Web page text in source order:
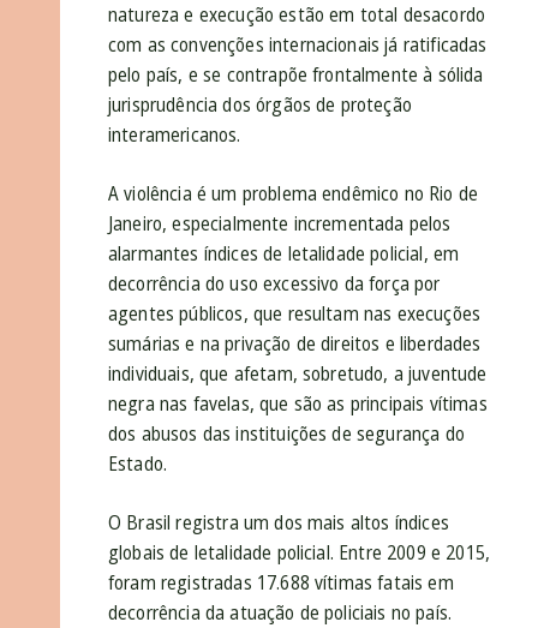
natureza e execução estão em total desacordo
com as convenções internacionais já ratificadas
pelo país, e se contrapõe frontalmente à sólida
jurisprudência dos órgãos de proteção
interamericanos.
A violência é um problema endêmico no Rio de
Janeiro, especialmente incrementada pelos
alarmantes índices de letalidade policial, em
decorrência do uso excessivo da força por
agentes públicos, que resultam nas execuções
sumárias e na privação de direitos e liberdades
individuais, que afetam, sobretudo, a juventude
negra nas favelas, que são as principais vítimas
dos abusos das instituições de segurança do
Estado.
O Brasil registra um dos mais altos índices
globais de letalidade policial. Entre 2009 e 2015,
foram registradas 17.688 vítimas fatais em
decorrência da atuação de policiais no país.